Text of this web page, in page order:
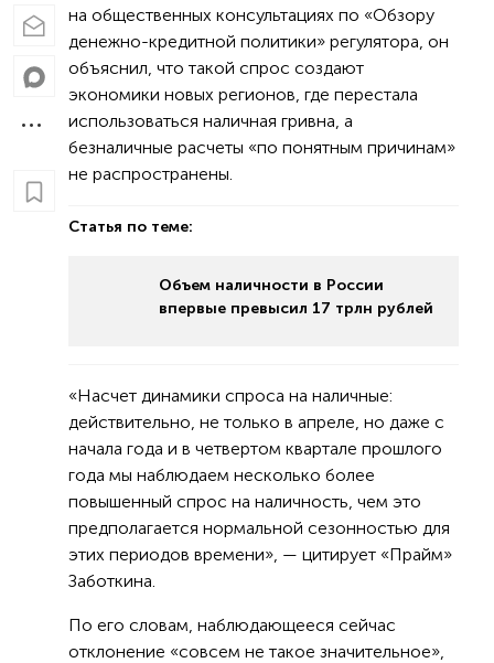
на общественных консультациях по «Обзору
денежно-кредитной политики» регулятора, он
объяснил, что такой спрос создают
экономики новых регионов, где перестала
использоваться наличная гривна, а
безналичные расчеты «по понятным причинам»
не распространены.
Статья по теме:
Объем наличности в России
впервые превысил 17 трлн рублей
«Насчет динамики спроса на наличные:
действительно, не только в апреле, но даже с
начала года и в четвертом квартале прошлого
года мы наблюдаем несколько более
повышенный спрос на наличность, чем это
предполагается нормальной сезонностью для
этих периодов времени», — цитирует «Прайм»
Заботкина.
По его словам, наблюдающееся сейчас
отклонение «совсем не такое значительное»,